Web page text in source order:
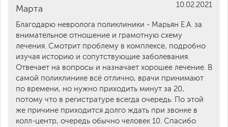
10.02.2021
Марта
Благодарю невролога поликлиники - Марьян Е.А. за
внимательное отношение и грамотную схему
лечения. Смотрит проблему в комплексе, подробно
изучая историю и сопутствующие заболевания.
Отвечает на вопросы и назначает хорошее лечение. В
самой поликлинике всё отлично, врачи принимают
по времени, но нужно приходить минут за 20,
потому что в регистратуре всегда очередь. По этой
же причине приходится долго ждать при звонке в
колл-центр, очередь обычно человек 10. Спасибо